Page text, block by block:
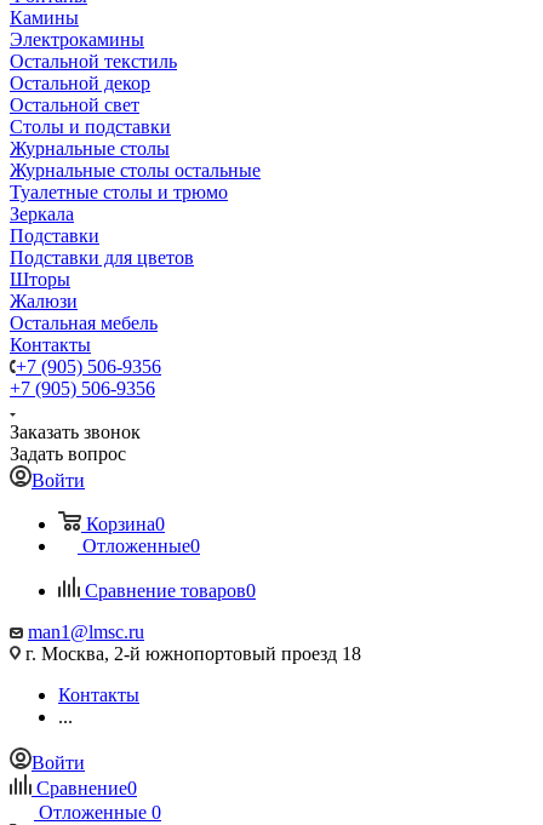
Камины
Электрокамины
Остальной текстиль
Остальной декор
Остальной свет
Столы и подставки
Журнальные столы
Журнальные столы остальные
Туалетные столы и трюмо
Зеркала
Подставки
Подставки для цветов
Шторы
Жалюзи
Остальная мебель
Контакты
+7 (905) 506-9356
+7 (905) 506-9356
Заказать звонок
Задать вопрос
Войти
Корзина0
Отложенные0
Сравнение товаров0
man1@lmsc.ru
г. Москва, 2-й южнопортовый проезд 18
Контакты
...
Войти
Сравнение0
Отложенные 0